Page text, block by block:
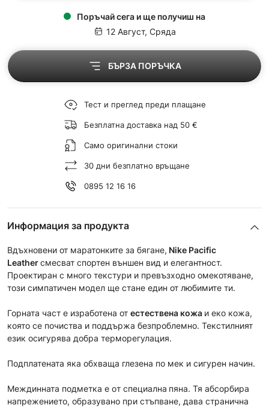
Поръчай сега и ще получиш на
12 Август, Сряда
БЪРЗА ПОРЪЧКА
Тест и преглед преди плащане
Безплатна доставка над 50 €
Само оригинални стоки
30 дни безплатно връщане
0895 12 16 16
Информация за продукта
Вдъхновени от маратонките за бягане, Nike Pacific
Leatherсмесват спортен външен вид и елегантност.
Проектиран с много текстури и превъзходно омекотяване,
този симпатичен модел ще стане един от любимите ти.
Горната част е изработена от естествена кожа и еко кожа,
която се почиства и поддържа безпроблемно. Текстилният
език осигурява добра терморегулация.
Подплатената яка обхваща глезена по мек и сигурен начин.
Междинната подметка е oт специална пяна. Тя абсорбира
напрежението, образувано при стъпване, дава странична